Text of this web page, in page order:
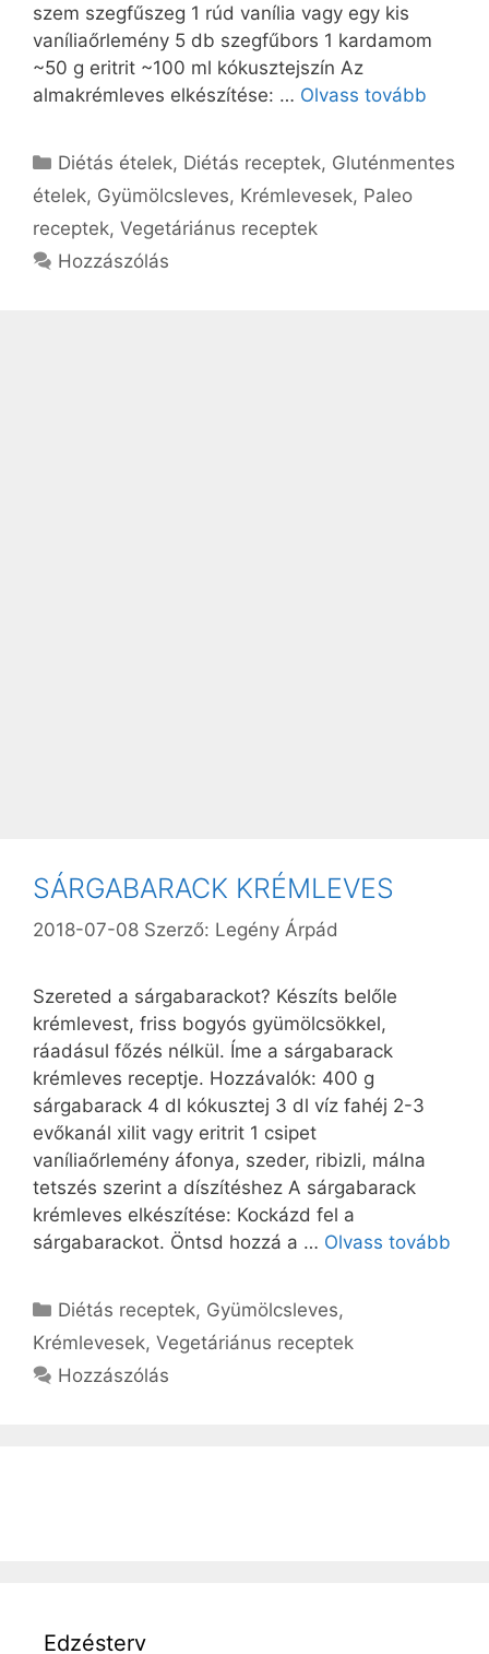
szem szegfűszeg 1 rúd vanília vagy egy kis
vaníliaőrlemény 5 db szegfűbors 1 kardamom
~50 g eritrit ~100 ml kókusztejszín Az
almakrémleves elkészítése: … Olvass tovább
Kategória
Diétás ételek, Diétás receptek, Gluténmentes
ételek, Gyümölcsleves, Krémlevesek, Paleo
receptek, Vegetáriánus receptek
Hozzászólás
SÁRGABARACK KRÉMLEVES
2018-07-08 Szerző: Legény Árpád
Szereted a sárgabarackot? Készíts belőle
krémlevest, friss bogyós gyümölcsökkel,
ráadásul főzés nélkül. Íme a sárgabarack
krémleves receptje. Hozzávalók: 400 g
sárgabarack 4 dl kókusztej 3 dl víz fahéj 2-3
evőkanál xilit vagy eritrit 1 csipet
vaníliaőrlemény áfonya, szeder, ribizli, málna
tetszés szerint a díszítéshez A sárgabarack
krémleves elkészítése: Kockázd fel a
sárgabarackot. Öntsd hozzá a … Olvass tovább
Kategória
Diétás receptek, Gyümölcsleves,
Krémlevesek, Vegetáriánus receptek
Hozzászólás
Edzésterv